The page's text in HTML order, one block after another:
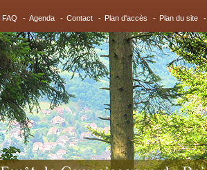
FAQ - Agenda - Contact - Plan d'accès - Plan du site -